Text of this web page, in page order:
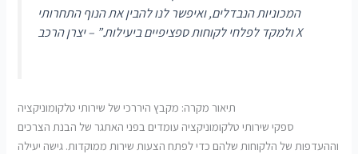
המכוניות הנבדלים, ואיפשר לנו להבין את הנוף התחרותי
ולמקד לפלחי לקוחות ספציפיים ביעילות.” – יצרן הרכב X
תיאור מקרה: מקבץ היררכי של שירותי טלקומוניקציה
ספקי שירותי טלקומוניקציה עומדים בפני האתגר של הבנת הצרכים
וההעדפות של הלקוחות שלהם כדי לפתח הצעות שירות ממוקדות. גישה יעילה